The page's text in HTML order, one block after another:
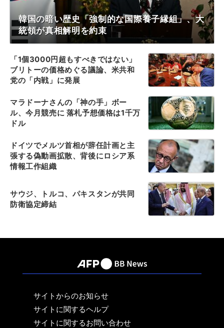
韓国の暗い歴史「強制的な国際養子縁組」、大
統領が真相解明を約束
「1個3000円超もすべきではない」
ブリトーの価格めぐる議論、米共和
党の「内戦」に発展
マラドーナさんの「神の手」ボー
ル、今月競売に 落札予想価格は1千万
ドル
ドイツでメルツ首相が辞任計画と主
張する偽動画拡散、背後にロシア系
情報工作組織
サウジ、トルコ、パキスタンが共同
防衛協定締結
サイトからのお知らせ
サイトに関するヘルプ
サイトに関するお問い合わせ